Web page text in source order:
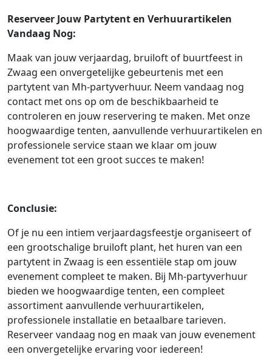
Reserveer Jouw Partytent en Verhuurartikelen
Vandaag Nog:
Maak van jouw verjaardag, bruiloft of buurtfeest in
Zwaag een onvergetelijke gebeurtenis met een
partytent van Mh-partyverhuur. Neem vandaag nog
contact met ons op om de beschikbaarheid te
controleren en jouw reservering te maken. Met onze
hoogwaardige tenten, aanvullende verhuurartikelen en
professionele service staan we klaar om jouw
evenement tot een groot succes te maken!
Conclusie:
Of je nu een intiem verjaardagsfeestje organiseert of
een grootschalige bruiloft plant, het huren van een
partytent in Zwaag is een essentiële stap om jouw
evenement compleet te maken. Bij Mh-partyverhuur
bieden we hoogwaardige tenten, een compleet
assortiment aanvullende verhuurartikelen,
professionele installatie en betaalbare tarieven.
Reserveer vandaag nog en maak van jouw evenement
een onvergetelijke ervaring voor iedereen!